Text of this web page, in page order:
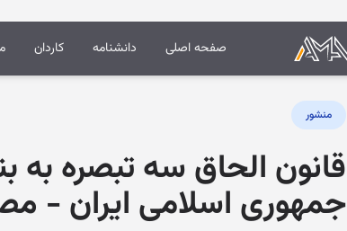
صفحه اصلی دانشنامه کاردان
منشور
جمهوری اسلامی ایران - مصوب